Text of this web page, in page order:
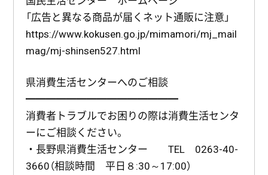
「広告と異なる商品が届くネット通販に注意」
https://www.kokusen.go.jp/mimamori/mj_mail
mag/mj-shinsen527.html
県消費生活センターへのご相談
━━━━━━━━━━━━━━━
消費者トラブルでお困りの際は消費生活センタ
ーにご相談ください。
・長野県消費生活センター TEL 0263-40-
3660（相談時間 平日８:30～17:00）